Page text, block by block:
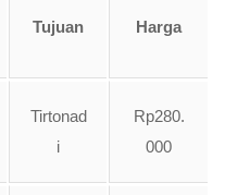
Tujuan Harga
Tirtonad
i
Rp280.
000